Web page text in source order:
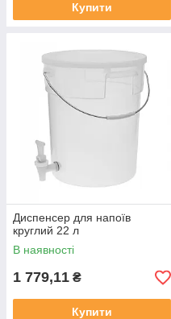
Купити
Диспенсер для напоїв
круглий 22 л
В наявності
1 779,11 ₴
Купити